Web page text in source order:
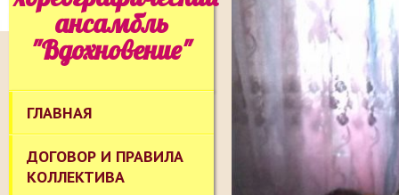
ансамбль
"Вдохновение"
ГЛАВНАЯ
ДОГОВОР И ПРАВИЛА
КОЛЛЕКТИВА